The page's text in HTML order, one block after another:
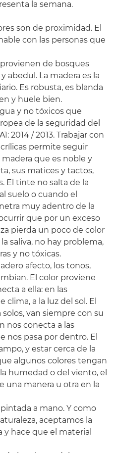
la semana.
son de proximidad. El
con las personas que
de bosques
abedul. La madera es la
Es robusta, es blanda
y huele bien.
y no tóxicos que
de la seguridad del
2014 / 2013. Trabajar con
permite seguir
que es noble y
sus matices y tactos,
El tinte no salta de la
suelo o cuando el
muy adentro de la
que por un exceso
pierda un poco de color
saliva, no hay problema,
y no tóxicas.
afecto, los tonos,
El color proviene
a ella: en las
clima, a la luz del sol. El
van siempre con su
nos conecta a las
nos pasa por dentro. El
y estar cerca de la
algunos colores tengan
humedad o del viento, el
manera u otra en la
a mano. Y como
aceptamos la
y hace que el material